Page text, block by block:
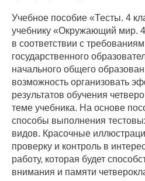
Учебное пособие «Тесты. 4
учебнику «Окружающий мир.
в соответствии с
государственного
начального общего
возможность организовать
результатов обучения
теме учебника. На основе
способы выполнения
видов. Красочные
проверку и контроль в
работу, которая будет
внимания и памяти